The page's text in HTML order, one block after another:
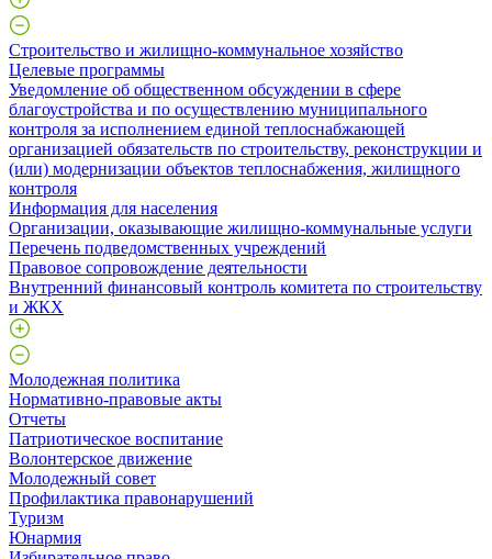
Строительство и жилищно-коммунальное хозяйство
Целевые программы
Уведомление об общественном обсуждении в сфере
благоустройства и по осуществлению муниципального
контроля за исполнением единой теплоснабжающей
организацией обязательств по строительству, реконструкции и
(или) модернизации объектов теплоснабжения, жилищного
контроля
Информация для населения
Организации, оказывающие жилищно-коммунальные услуги
Перечень подведомственных учреждений
Правовое сопровождение деятельности
Внутренний финансовый контроль комитета по строительству
и ЖКХ
Молодежная политика
Нормативно-правовые акты
Отчеты
Патриотическое воспитание
Волонтерское движение
Молодежный совет
Профилактика правонарушений
Туризм
Юнармия